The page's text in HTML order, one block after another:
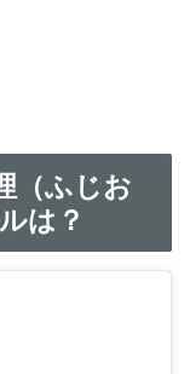
（ふじお
は？